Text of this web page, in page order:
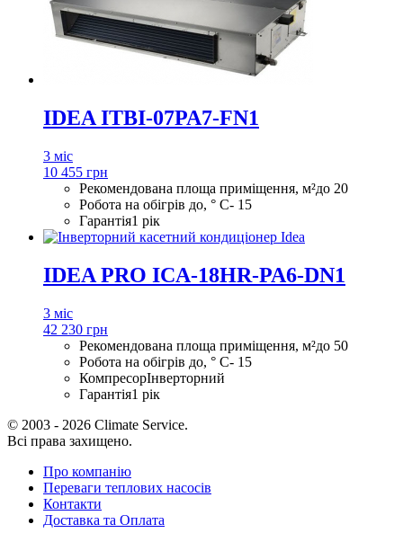
IDEA ITBI-07PA7-FN1
3 міс
10 455 грн
Рекомендована площа приміщення, м²до 20
Робота на обігрів до, ° С- 15
Гарантія1 рік
IDEA PRO ICA-18HR-PA6-DN1
3 міс
42 230 грн
Рекомендована площа приміщення, м²до 50
Робота на обігрів до, ° С- 15
КомпресорІнверторний
Гарантія1 рік
© 2003 - 2026 Climate Service.
Всі права захищено.
Про компанію
Переваги теплових насосів
Контакти
Доставка та Оплата